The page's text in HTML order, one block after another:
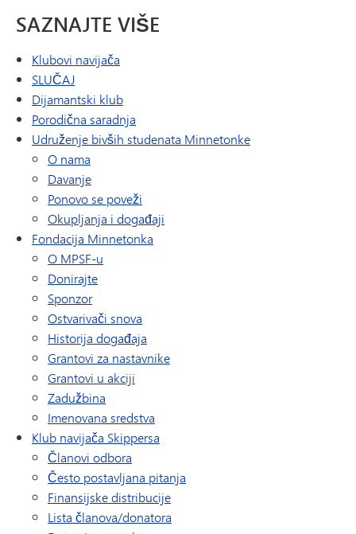
SAZNAJTE VIŠE
Klubovi navijača
SLUČAJ
Dijamantski klub(otvara se u novom prozoru/kartici)
Porodična saradnja
Udruženje bivših studenata Minnetonke
O nama
Davanje
Ponovo se poveži
Okupljanja i događaji
Fondacija Minnetonka
O MPSF-u
Donirajte
Sponzor
Ostvarivači snova
Historija događaja
Grantovi za nastavnike
Grantovi u akciji
Zadužbina
Imenovana sredstva
Klub navijača Skippersa
Članovi odbora
Često postavljana pitanja
Finansijske distribucije
Lista članova/donatora